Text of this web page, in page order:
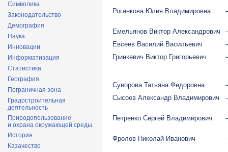
Символика
Законодательство
Демография
Наука
Инновации
Информатизация
Статистика
География
Пограничная зона
Градостроительная
деятельность
Природопользование
и охрана окружающей среды
История
Казачество
Роганкова Юлия Владимировна
Емельянов Виктор Александрович
Евсеев Василий Васильевич
Гринкевич Виктор Григорьевич
Суворова Татьяна Федоровна
Сысоев Александр Владимирович
Петренко Сергей Владимирович
Фролов Николай Иванович